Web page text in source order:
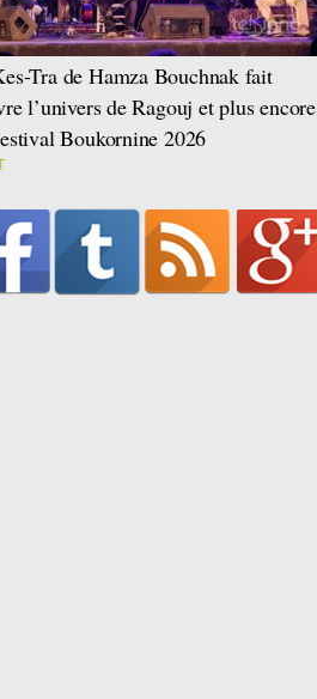
Tra de Hamza Bouchnak fait
l’univers de Ragouj et plus encore
Boukornine 2026